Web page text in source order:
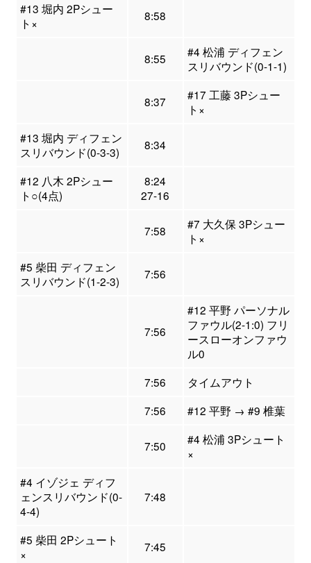
#13 堀内 2Pシュー
ト×
8:58
8:55
#4 松浦 ディフェン
スリバウンド(0-1-1)
8:37
#17 工藤 3Pシュー
ト×
#13 堀内 ディフェン
スリバウンド(0-3-3)
8:34
#12 八木 2Pシュー
ト○(4点)
8:24
27-16
7:58
#7 大久保 3Pシュー
ト×
#5 柴田 ディフェン
スリバウンド(1-2-3)
7:56
7:56
#12 平野 パーソナル
ファウル(2-1:0) フリ
ースローオンファウ
ル0
7:56
タイムアウト
7:56
#12 平野 → #9 椎葉
7:50
#4 松浦 3Pシュート
×
#4 イゾジェ ディフ
ェンスリバウンド(0-
4-4)
7:48
#5 柴田 2Pシュート
×
7:45